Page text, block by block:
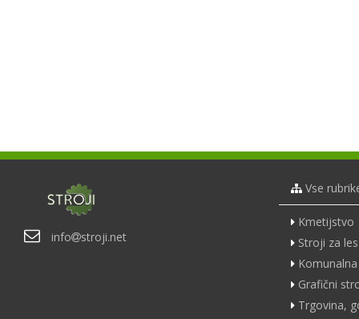
info stroji.net
Vse
Kmetijstvo
Stroji za les
Grafični
Trgovina,